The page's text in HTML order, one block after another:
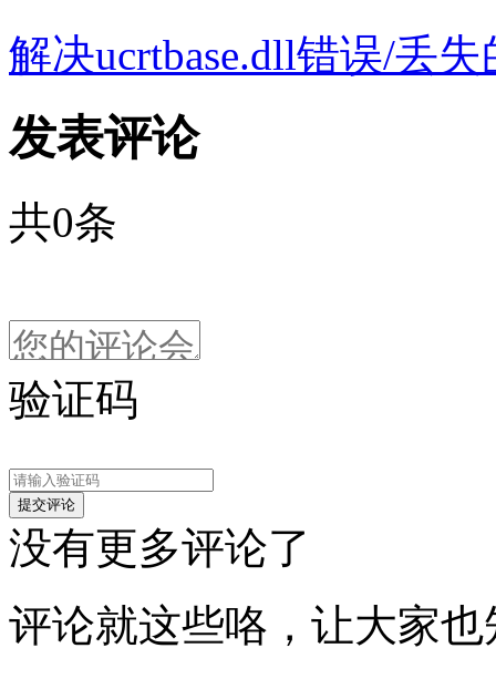
解决ucrtbase.dll错误/丢
发表评论
共0条
验证码
没有更多评论了
评论就这些咯，让大家